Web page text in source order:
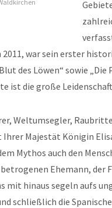
2011, war sein erster
des Löwen“ sowie
ist die große
Weltumsegler,
Ihrer Majestät Königin
Mythos auch den
Ehemann, der
mit hinaus segeln aufs
schließlich die